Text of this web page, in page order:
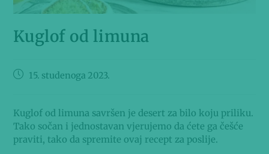
Kuglof od limuna
15. studenoga 2023.
Kuglof od limuna savršen je desert za bilo koju priliku.
Tako sočan i jednostavan vjerujemo da ćete ga češće
praviti, tako da spremite ovaj recept za poslije.